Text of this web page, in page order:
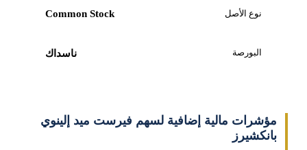
نوع الأصل Common Stock
البورصة ناسداك
مؤشرات مالية إضافية لسهم فيرست ميد إلينوي
بانكشيرز